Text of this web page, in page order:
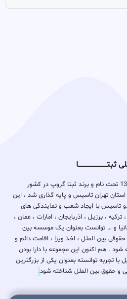
مرکز تخصصی ثبتا در سال 1381 تحت نام و برند ثبتا گروپ در کشور
استان تهران تاسیس و پایه گذاری شد ، این
تاسیس با ایجاد شعب و نمایندگی های
، برزیل ، اذربایجان ، امارات ، عمان ،
و … توانست بعنوان یک موسسه بین
حقوقی بین الملل ، اخذ ویزا ، اقامت دائم و
. هم اکنون این مجموعه با دارا بودن
و وکیل با تجربه توانسته بعنوان یکی از بزرگترین
و حقوق بین الملل شناخته شود.